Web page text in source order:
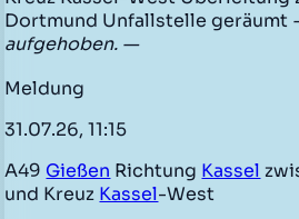
Dortmund Unfallstelle geräumt
aufgehoben. —
Meldung
31.07.26, 11:15
A49 Gießen Richtung Kassel
und Kreuz Kassel-West